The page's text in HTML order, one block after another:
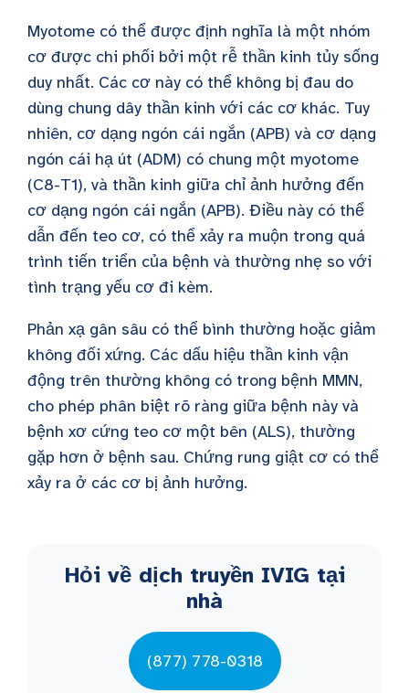
Myotome có thể được định nghĩa là một nhóm
cơ được chi phối bởi một rễ thần kinh tủy sống
duy nhất. Các cơ này có thể không bị đau do
dùng chung dây thần kinh với các cơ khác. Tuy
nhiên, cơ dạng ngón cái ngắn (APB) và cơ dạng
ngón cái hạ út (ADM) có chung một myotome
(C8-T1), và thần kinh giữa chỉ ảnh hưởng đến
cơ dạng ngón cái ngắn (APB). Điều này có thể
dẫn đến teo cơ, có thể xảy ra muộn trong quá
trình tiến triển của bệnh và thường nhẹ so với
tình trạng yếu cơ đi kèm.
Phản xạ gân sâu có thể bình thường hoặc giảm
không đối xứng. Các dấu hiệu thần kinh vận
động trên thường không có trong bệnh MMN,
cho phép phân biệt rõ ràng giữa bệnh này và
bệnh xơ cứng teo cơ một bên (ALS), thường
gặp hơn ở bệnh sau. Chứng rung giật cơ có thể
xảy ra ở các cơ bị ảnh hưởng.
Hỏi về dịch truyền IVIG tại
nhà
(877) 778-0318